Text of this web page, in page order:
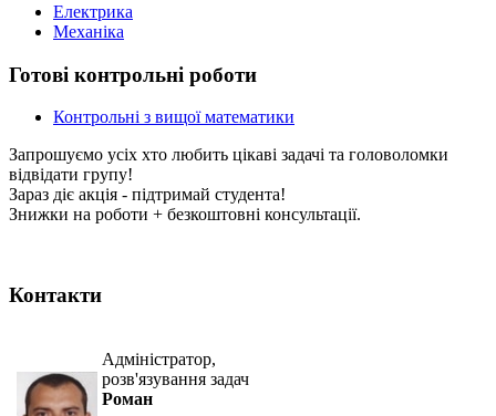
Електрика
Механіка
Готові контрольні роботи
Контрольні з вищої математики
Запрошуємо усіх хто любить цікаві задачі та головоломки
відвідати групу!
Зараз діє акція - підтримай студента!
Знижки на роботи + безкоштовні консультації.
Контакти
Адміністратор,
розв'язування задач
Роман